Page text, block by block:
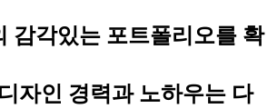
감각있는 포트폴리오를 확
자인 경력과 노하우는 다